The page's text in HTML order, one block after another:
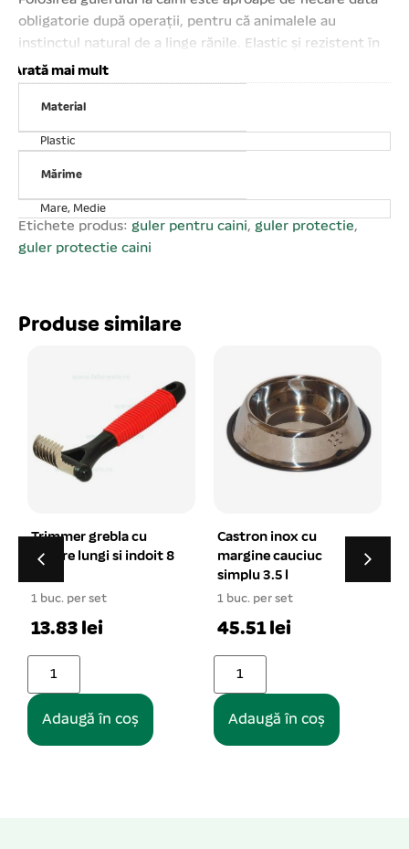
obligatorie după operații, pentru că animalele au
instinctul natural de a linge rănile. Elastic și rezistent în
toate condițiile. Sistem de închidere clasic – tip arici.
Fiecare mărime oferă posibilități diferite de ajustare a
dimensiunilor. Dimensiuni: Lungime 23. 5 cm, Deschidere
33- 35 cm, Gât 12, 5- 14 cm
Arată mai mult
Material
Plastic
Mărime
Mare, Medie
Etichete produs: guler pentru caini, guler protectie,
guler protectie caini
Produse similare
Castron inox cu
margine cauciuc
1 buc. per set
45.51 lei
Adaugă în coș
Adapator rozatoare cu
bila 500 ml
1 buc. per set
14.10 lei